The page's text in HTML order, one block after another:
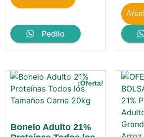
Pedilo
¡Oferta!
Bonelo Adulto 21%